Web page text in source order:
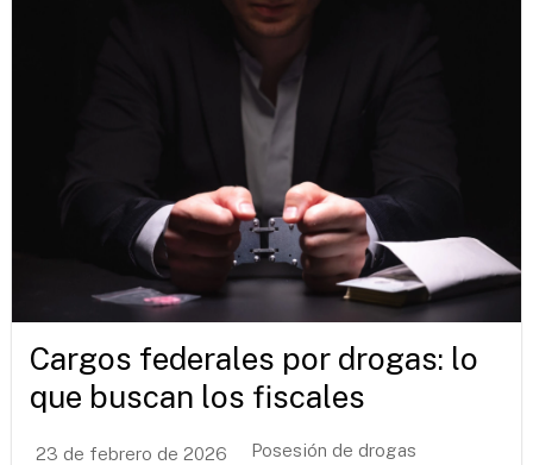
Cargos federales por drogas: lo
que buscan los fiscales
23 de febrero de 2026 Posesión de drogas